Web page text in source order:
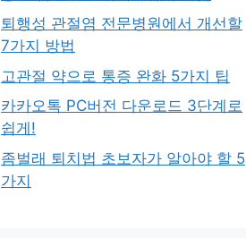
퇴행성 관절염 전문병원에서 개선할
7가지 방법
고관절 약으로 통증 완화 5가지 팁
카카오톡 PC버전 다운로드 3단계로
쉽게!
좀벌래 퇴치법 초보자가 알아야 할 5
가지